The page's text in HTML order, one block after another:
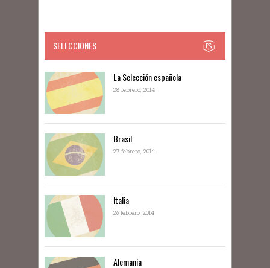
SELECCIONES
La Selección española
28 febrero, 2014
Brasil
27 febrero, 2014
Italia
26 febrero, 2014
Alemania